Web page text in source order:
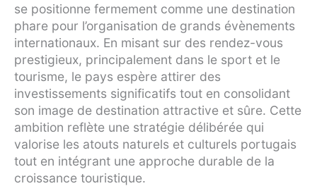
se positionne fermement comme une destination
phare pour l’organisation de grands évènements
internationaux. En misant sur des rendez-vous
prestigieux, principalement dans le sport et le
tourisme, le pays espère attirer des
investissements significatifs tout en consolidant
son image de destination attractive et sûre. Cette
ambition reflète une stratégie délibérée qui
valorise les atouts naturels et culturels portugais
tout en intégrant une approche durable de la
croissance touristique.